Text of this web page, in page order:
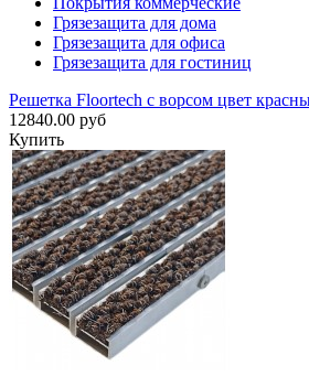
Грязезащита для дома
Грязезащита для офиса
Грязезащита для гостиниц
Решетка Floortech с ворсом цвет
12840.00 руб
Купить